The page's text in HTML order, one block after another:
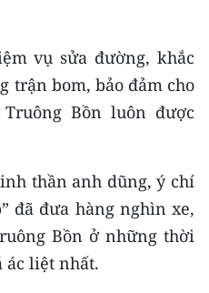
vụ sửa đường, khắc
trận bom, bảo đảm cho
Bồn luôn được
thần anh dũng, ý chí
đã đưa hàng nghìn xe,
Bồn ở những thời
ác liệt nhất.